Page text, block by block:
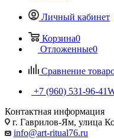
Личный кабинет
Корзина0
Отложенные0
Сравнение
+7 (960) 531-96-41
Контактная информация
г. Гаврилов-Ям, улица
info@art-ritual76.ru